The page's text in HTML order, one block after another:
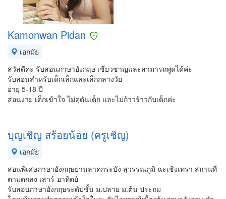
Kamonwan Pidan
เอกมัย
สวัสดีค่ะ รับสอนภาษาอังกฤษ เชี่ยวชาญและสามารถพูดได้ค่ะ
รับสอนสำหรับเด็กเล็กและเล็กกลางวัย
อายุ 5-18 ปี
สอนง่าย เด็กเข้าใจ ไม่ดุดันเด็ก และไม่ก้าวร้าวกับเด็กค่ะ
บุญเชิญ สร้อยน้อย (ครูเชิญ)
เอกมัย
สอนพิเศษภาษาอังกฤษย่านลาดกระบัง สุวรรณภูมิ ฉะเชิงเทรา สถานที่
ตามตกลง เสาร์-อาทิตย์
รับสอบภาษาอังกฤษระดับชั้น ม.ปลาย ม.ต้น ประถม